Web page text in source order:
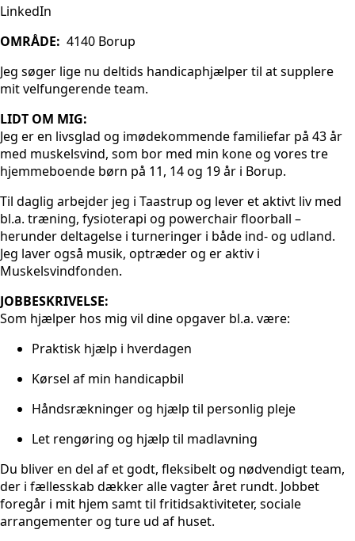
LinkedIn
OMRÅDE: 4140 Borup
Jeg søger lige nu deltids handicaphjælper til at supplere
mit velfungerende team.
LIDT OM MIG:
Jeg er en livsglad og imødekommende familiefar på 43 år
med muskelsvind, som bor med min kone og vores tre
hjemmeboende børn på 11, 14 og 19 år i Borup.
Til daglig arbejder jeg i Taastrup og lever et aktivt liv med
bl.a. træning, fysioterapi og powerchair floorball –
herunder deltagelse i turneringer i både ind- og udland.
Jeg laver også musik, optræder og er aktiv i
Muskelsvindfonden.
JOBBESKRIVELSE:
Som hjælper hos mig vil dine opgaver bl.a. være:
Praktisk hjælp i hverdagen
Kørsel af min handicapbil
Håndsrækninger og hjælp til personlig pleje
Let rengøring og hjælp til madlavning
Du bliver en del af et godt, fleksibelt og nødvendigt team,
der i fællesskab dækker alle vagter året rundt. Jobbet
foregår i mit hjem samt til fritidsaktiviteter, sociale
arrangementer og ture ud af huset.